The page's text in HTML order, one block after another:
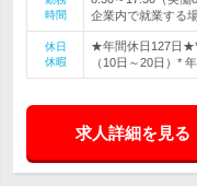
時間
企業内で就業する
休日
休暇
★年間休日127日★*
（10日～20日）*
求人詳細を見る